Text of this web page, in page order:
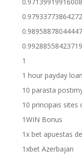
1
1 hour payday
10 parasta
10 principais sites
1WIN Bonus
1x bet apuestas
1xbet Azerbajan